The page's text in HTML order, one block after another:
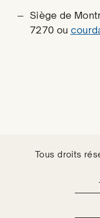
Siège de
7270 ou
Tous droits